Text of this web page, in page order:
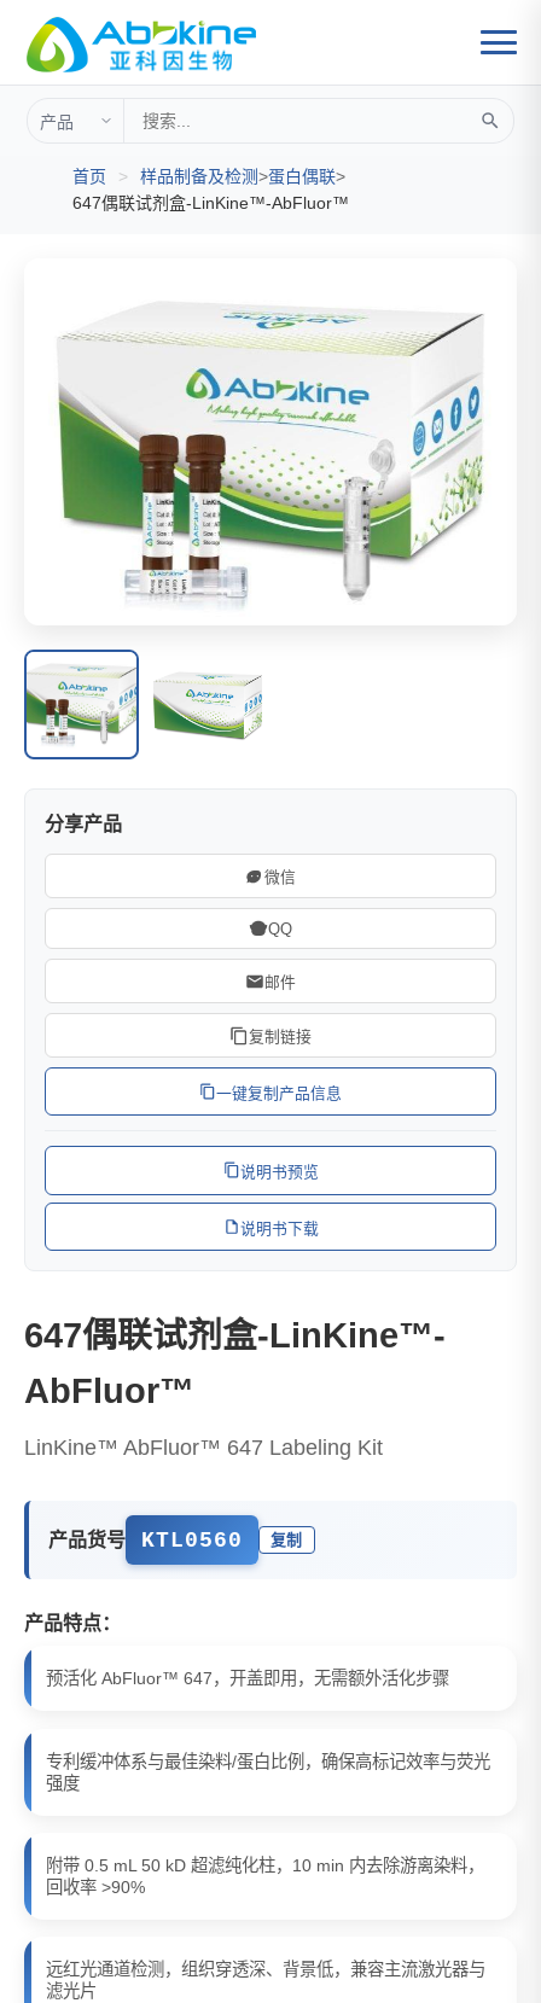
首页 > 样品制备及检测>蛋白偶联>
647偶联试剂盒-LinKine™-AbFluor™
分享产品
微信
QQ
邮件
复制链接
一键复制产品信息
说明书预览
说明书下载
647偶联试剂盒-LinKine™-
AbFluor™
LinKine™ AbFluor™ 647 Labeling Kit
产品货号 KTL0560 复制
产品特点：
预活化 AbFluor™ 647，开盖即用，无需额外活化步骤
专利缓冲体系与最佳染料/蛋白比例，确保高标记效率与荧光
强度
附带 0.5 mL 50 kD 超滤纯化柱，10 min 内去除游离染料，
回收率 >90%
远红光通道检测，组织穿透深、背景低，兼容主流激光器与
滤光片